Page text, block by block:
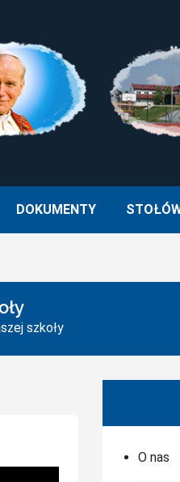
II W
DOKUMENTY
szkoły
O nas